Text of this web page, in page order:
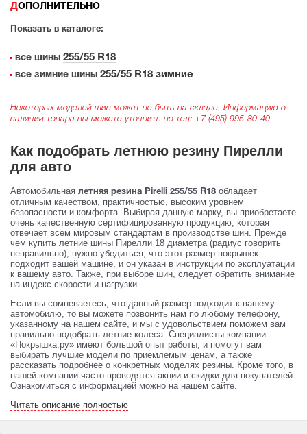
ДОПОЛНИТЕЛЬНО
Показать в каталоге:
все шины 255/55 R18
все зимние шины 255/55 R18 зимние
Некоторых моделей шин может не быть на складе. Информацию о
наличии товара вы можете уточнить по тел: +7 (495) 995-80-40
Как подобрать летнюю резину Пирелли
для авто
Автомобильная летняя резина Pirelli 255/55 R18 обладает
отличным качеством, практичностью, высоким уровнем
безопасности и комфорта. Выбирая данную марку, вы приобретаете
очень качественную сертифицированную продукцию, которая
отвечает всем мировым стандартам в производстве шин. Прежде
чем купить летние шины Пирелли 18 диаметра (радиус говорить
неправильно), нужно убедиться, что этот размер покрышек
подходит вашей машине, и он указан в инструкции по эксплуатации
к вашему авто. Также, при выборе шин, следует обратить внимание
на индекс скорости и нагрузки.
Если вы сомневаетесь, что данный размер подходит к вашему
автомобилю, то вы можете позвонить нам по любому телефону,
указанному на нашем сайте, и мы с удовольствием поможем вам
правильно подобрать летние колеса. Специалисты компании
«Покрышка.ру» имеют большой опыт работы, и помогут вам
выбирать лучшие модели по приемлемым ценам, а также
рассказать подробнее о конкретных моделях резины. Кроме того, в
нашей компании часто проводятся акции и скидки для покупателей.
Ознакомиться с информацией можно на нашем сайте.
Читать описание полностью